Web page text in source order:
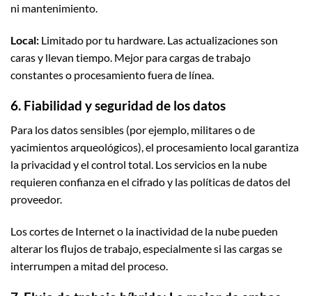
ni mantenimiento.
Local: Limitado por tu hardware. Las actualizaciones son
caras y llevan tiempo. Mejor para cargas de trabajo
constantes o procesamiento fuera de línea.
6. Fiabilidad y seguridad de los datos
Para los datos sensibles (por ejemplo, militares o de
yacimientos arqueológicos), el procesamiento local garantiza
la privacidad y el control total. Los servicios en la nube
requieren confianza en el cifrado y las políticas de datos del
proveedor.
Los cortes de Internet o la inactividad de la nube pueden
alterar los flujos de trabajo, especialmente si las cargas se
interrumpen a mitad del proceso.